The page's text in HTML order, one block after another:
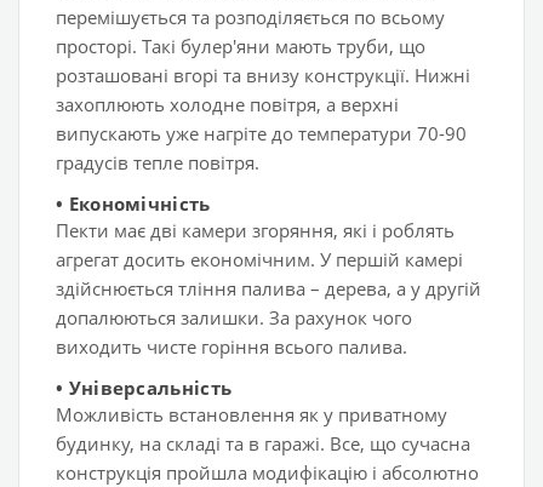
перемішується та розподіляється по всьому
просторі. Такі булер'яни мають труби, що
розташовані вгорі та внизу конструкції. Нижні
захоплюють холодне повітря, а верхні
випускають уже нагріте до температури 70-90
градусів тепле повітря.
• Економічність
Пекти має дві камери згоряння, які і роблять
агрегат досить економічним. У першій камері
здійснюється тління палива – дерева, а у другій
допалюються залишки. За рахунок чого
виходить чисте горіння всього палива.
• Універсальність
Можливість встановлення як у приватному
будинку, на складі та в гаражі. Все, що сучасна
конструкція пройшла модифікацію і абсолютно